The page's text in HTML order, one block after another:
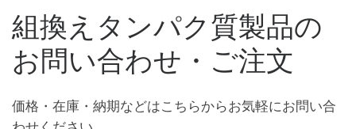
組換えタンパク質製品の
お問い合わせ・ご注文
価格・在庫・納期などはこちらからお気軽にお問い合